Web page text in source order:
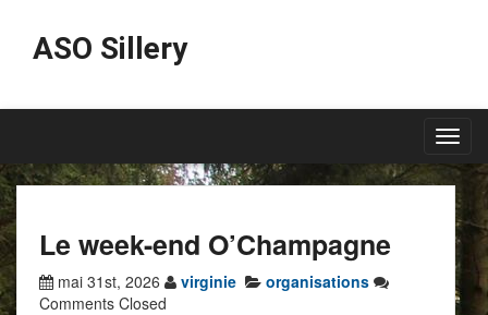
ASO Sillery
Le week-end O’Champagne
mai 31st, 2026 virginie
organisations
Comments Closed